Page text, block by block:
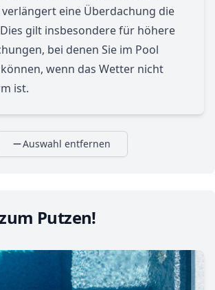
eine Überdachung die
gilt insbesondere für höhere
bei denen Sie im Pool
wenn das Wetter nicht
ist.
Auswahl entfernen
Putzen!